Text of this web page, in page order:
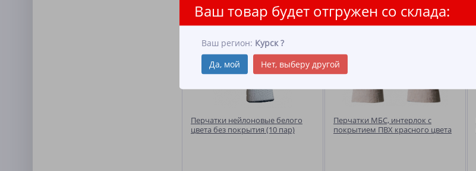
Ваш товар будет отгружен со склада:
Ваш регион: Курск ?
Да, мой
Нет, выберу другой
Перчатки нейлоновые белого
цвета без покрытия (10 пар)
Перчатки МБС, интерлок с
покрытием ПВХ красного цвета